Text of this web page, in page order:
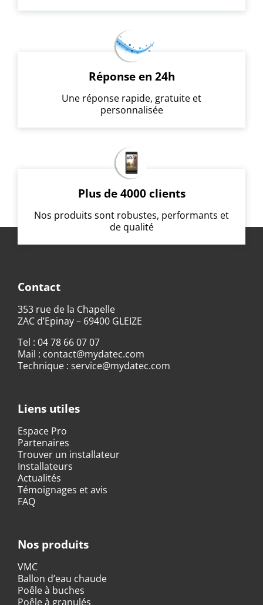
Réponse en 24h
Une réponse rapide, gratuite et
personnalisée
Plus de 4000 clients
Nos produits sont robustes, performants et
de qualité
Contact
353 rue de la Chapelle
ZAC d’Epinay – 69400 GLEIZE
Tel : 04 78 66 07 07
Mail : contact@mydatec.com
Technique : service@mydatec.com
Liens utiles
Espace Pro
Partenaires
Trouver un installateur
Installateurs
Actualités
Témoignages et avis
FAQ
Nos produits
VMC
Ballon d’eau chaude
Poêle à buches
Poêle à granulés